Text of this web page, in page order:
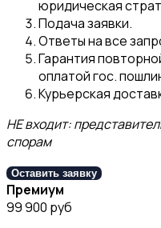
юридическая
Подача заявки.
Ответы на все
Гарантия
оплатой гос.
Курьерская
НЕ входит:
спорам
Оставить заявку
Премиум
99 900 руб